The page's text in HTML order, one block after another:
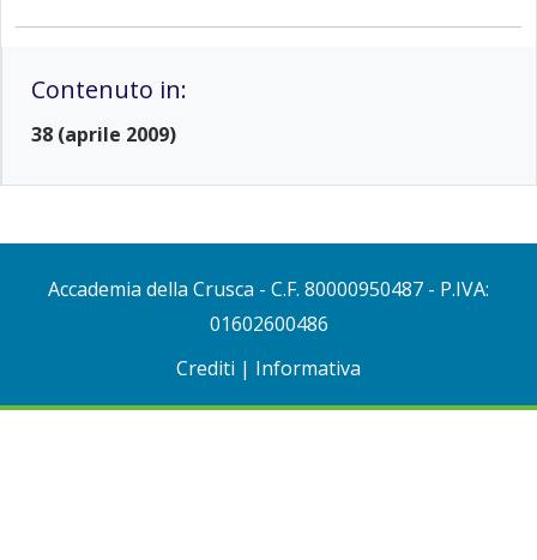
Contenuto in:
38 (aprile 2009)
Accademia della Crusca - C.F. 80000950487 - P.IVA:
01602600486
Crediti | Informativa